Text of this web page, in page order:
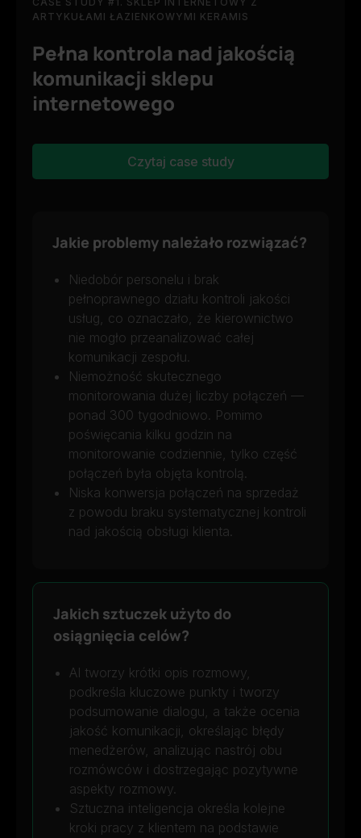
ARTYKUŁAMI ŁAZIENKOWYMI KERAMIS
Pełna kontrola nad jakością
komunikacji sklepu
internetowego
Czytaj case study
Jakich sztuczek użyto do
osiągnięcia celów?
AI tworzy krótki opis rozmowy,
podkreśla kluczowe punkty i tworzy
podsumowanie dialogu, a także ocenia
jakość komunikacji, określając błędy
menedżerów, analizując nastrój obu
rozmówców i dostrzegając pozytywne
aspekty rozmowy.
Sztuczna inteligencja określa kolejne
kroki pracy z klientem na podstawie
Jakie problemy należało rozwiązać?
Niedobór personelu i brak
pełnoprawnego działu kontroli jakości
usług, co oznaczało, że kierownictwo
nie mogło przeanalizować całej
komunikacji zespołu.
Niemożność skutecznego
monitorowania dużej liczby połączeń —
ponad 300 tygodniowo. Pomimo
poświęcania kilku godzin na
monitorowanie codziennie, tylko część
połączeń była objęta kontrolą.
Niska konwersja połączeń na sprzedaż
z powodu braku systematycznej kontroli
nad jakością obsługi klienta.